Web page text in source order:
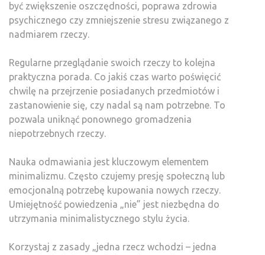
być zwiększenie oszczędności, poprawa zdrowia
psychicznego czy zmniejszenie stresu związanego z
nadmiarem rzeczy.
Regularne przeglądanie swoich rzeczy to kolejna
praktyczna porada. Co jakiś czas warto poświęcić
chwilę na przejrzenie posiadanych przedmiotów i
zastanowienie się, czy nadal są nam potrzebne. To
pozwala uniknąć ponownego gromadzenia
niepotrzebnych rzeczy.
Nauka odmawiania jest kluczowym elementem
minimalizmu. Często czujemy presję społeczną lub
emocjonalną potrzebę kupowania nowych rzeczy.
Umiejętność powiedzenia „nie” jest niezbędna do
utrzymania minimalistycznego stylu życia.
Korzystaj z zasady „jedna rzecz wchodzi – jedna